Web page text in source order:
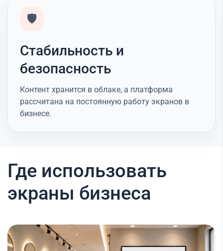
🛡️
Стабильность и
безопасность
Контент хранится в облаке, а платформа
рассчитана на постоянную работу экранов в
бизнесе.
Где использовать
экраны бизнеса